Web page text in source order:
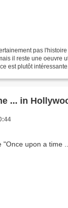
pas
il reste une oeuvre
est plutôt
... in